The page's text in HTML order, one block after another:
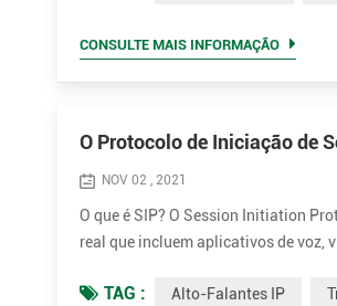
CONSULTE MAIS INFORMAÇÃO
O Protocolo de Iniciação de
NOV 02 , 2021
O que é SIP? O Session Initiation
real que incluem aplicativos de voz,
TAG : Alto-Falantes IP